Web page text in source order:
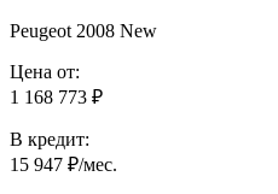
Peugeot 2008 New
Цена от:
1 168 773 ₽
В кредит:
15 947 ₽/мес.